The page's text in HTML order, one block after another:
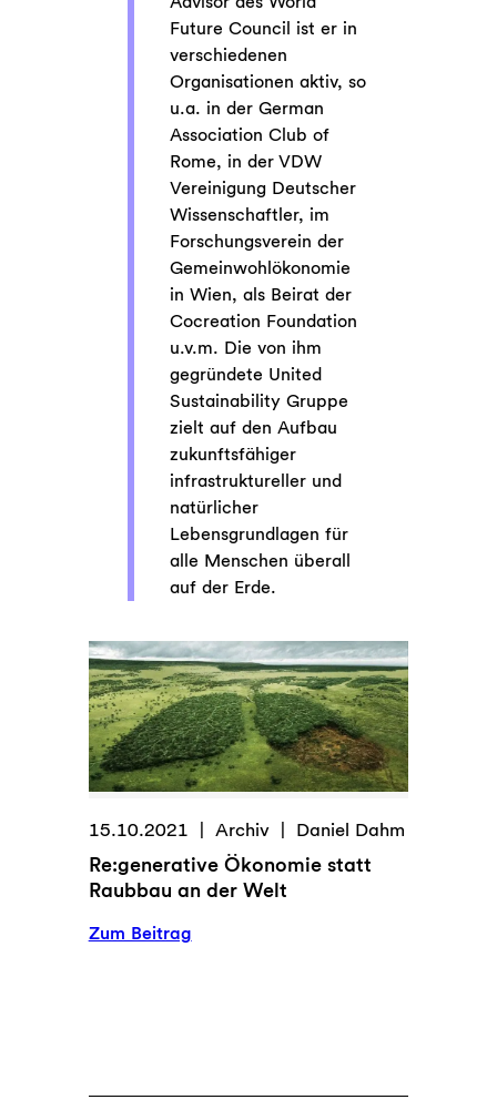
Future Council ist er in
verschiedenen
Organisationen aktiv, so
u.a. in der German
Association Club of
Rome, in der VDW
Vereinigung Deutscher
Wissenschaftler, im
Forschungsverein der
Gemeinwohlökonomie
in Wien, als Beirat der
Cocreation Foundation
u.v.m. Die von ihm
gegründete United
Sustainability Gruppe
zielt auf den Aufbau
zukunftsfähiger
infrastruktureller und
natürlicher
Lebensgrundlagen für
alle Menschen überall
auf der Erde.
15.10.2021 Archiv Daniel Dahm
Re:generative Ökonomie statt
Raubbau an der Welt
Zum Beitrag:
der